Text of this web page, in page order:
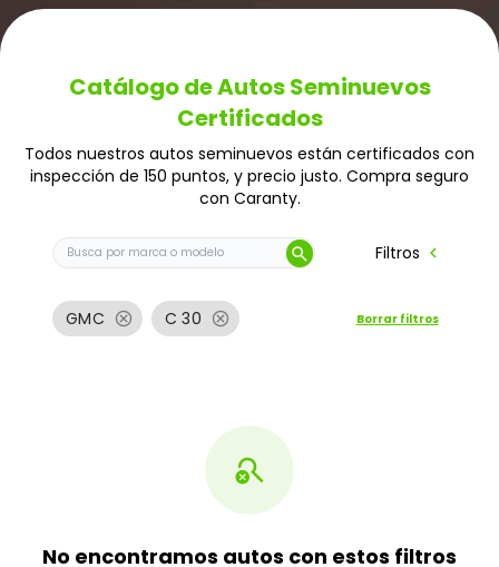
Catálogo de Autos Seminuevos
Certificados
Todos nuestros autos seminuevos están certificados con
inspección de 150 puntos, y precio justo. Compra seguro
con Caranty.
Buscar auto por marca o modelo
search Filtros chevron_left
GMC cancel C 30 cancel Borrar filtros
search_off
No encontramos autos con estos filtros